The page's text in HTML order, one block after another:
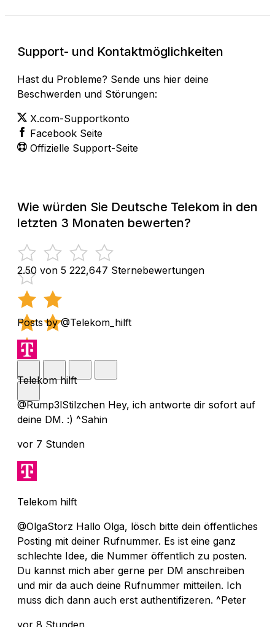
Support- und Kontaktmöglichkeiten
Hast du Probleme? Sende uns hier deine
Beschwerden und Störungen:
X.com-Supportkonto
Facebook Seite
Offizielle Support-Seite
Wie würden Sie Deutsche Telekom in den
letzten 3 Monaten bewerten?
2.50 von 5 222,647 Sternebewertungen
Posts by @Telekom_hilft
Telekom hilft
@Rump3lStilzchen Hey, ich antworte dir sofort auf
deine DM. :) ^Sahin
vor 7 Stunden
Telekom hilft
@OlgaStorz Hallo Olga, lösch bitte dein öffentliches
Posting mit deiner Rufnummer. Es ist eine ganz
schlechte Idee, die Nummer öffentlich zu posten.
Du kannst mich aber gerne per DM anschreiben
und mir da auch deine Rufnummer mitteilen. Ich
muss dich dann auch erst authentifizeren. ^Peter
vor 8 Stunden